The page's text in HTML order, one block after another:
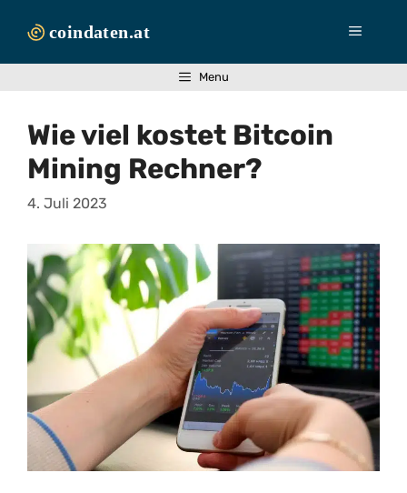
Inhalt
Menü
Menu
Wie viel kostet Bitcoin
Mining Rechner?
4. Juli 2023